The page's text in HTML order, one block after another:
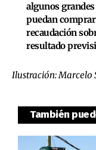
algunos
puedan
recaudación
resultado
Ilustración: Marcelo
También